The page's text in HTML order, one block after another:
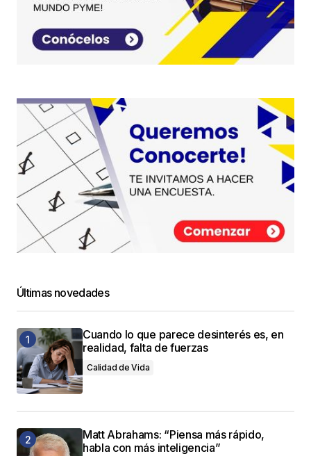
Últimas novedades
Cuando lo que parece desinterés es, en
realidad, falta de fuerzas
Calidad de Vida
Matt Abrahams: “Piensa más rápido,
habla con más inteligencia”